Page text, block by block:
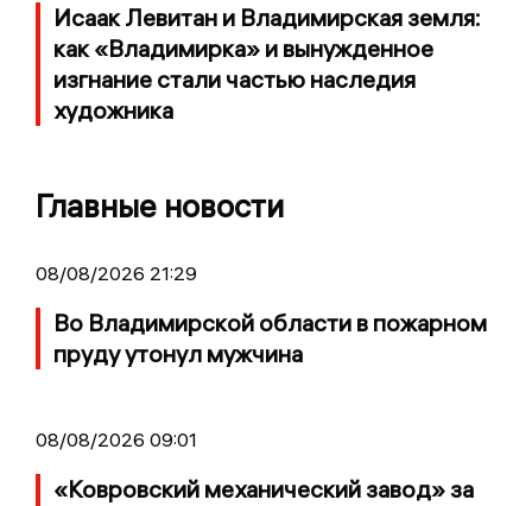
Исаак Левитан и Владимирская земля:
как «Владимирка» и вынужденное
изгнание стали частью наследия
художника
Главные новости
08/08/2026 21:29
Во Владимирской области в пожарном
пруду утонул мужчина
08/08/2026 09:01
«Ковровский механический завод» за